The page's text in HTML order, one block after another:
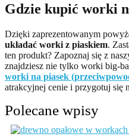
Gdzie kupić worki
Dzięki zaprezentowanym
układać worki z piaskiem.
ten produkt? Zapoznaj się z
znajdziesz nie tylko worki big-
worki na piasek
atrakcyjnej cenie i przygotuj się
Polecane wpisy